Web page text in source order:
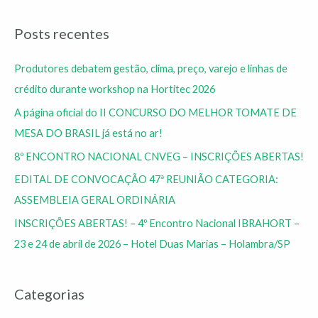
Posts recentes
Produtores debatem gestão, clima, preço, varejo e linhas de
crédito durante workshop na Hortitec 2026
A página oficial do II CONCURSO DO MELHOR TOMATE DE
MESA DO BRASIL já está no ar!
8º ENCONTRO NACIONAL CNVEG – INSCRIÇÕES ABERTAS!
EDITAL DE CONVOCAÇÃO 47ª REUNIÃO CATEGORIA:
ASSEMBLEIA GERAL ORDINÁRIA
INSCRIÇÕES ABERTAS! – 4º Encontro Nacional IBRAHORT –
23 e 24 de abril de 2026 – Hotel Duas Marias – Holambra/SP
Categorias